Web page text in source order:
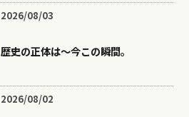
2026/08/03
歴史の正体は〜今この瞬間。
2026/08/02